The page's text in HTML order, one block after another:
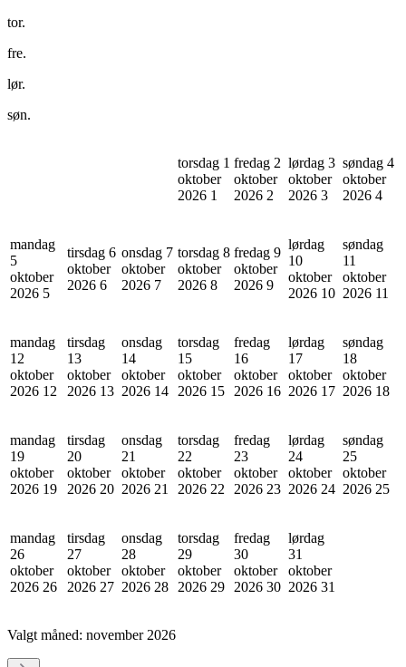
tor.
fre.
lør.
søn.
torsdag 1
oktober
2026 1
fredag 2
oktober
2026 2
lørdag 3
oktober
2026 3
søndag 4
oktober
2026 4
mandag
5
oktober
2026 5
tirsdag 6
oktober
2026 6
onsdag 7
oktober
2026 7
torsdag 8
oktober
2026 8
fredag 9
oktober
2026 9
lørdag
10
oktober
2026 10
søndag
11
oktober
2026 11
mandag
12
oktober
2026 12
tirsdag
13
oktober
2026 13
onsdag
14
oktober
2026 14
torsdag
15
oktober
2026 15
fredag
16
oktober
2026 16
lørdag
17
oktober
2026 17
søndag
18
oktober
2026 18
mandag
19
oktober
2026 19
tirsdag
20
oktober
2026 20
onsdag
21
oktober
2026 21
torsdag
22
oktober
2026 22
fredag
23
oktober
2026 23
lørdag
24
oktober
2026 24
søndag
25
oktober
2026 25
mandag
26
oktober
2026 26
tirsdag
27
oktober
2026 27
onsdag
28
oktober
2026 28
torsdag
29
oktober
2026 29
fredag
30
oktober
2026 30
lørdag
31
oktober
2026 31
Valgt måned: november 2026